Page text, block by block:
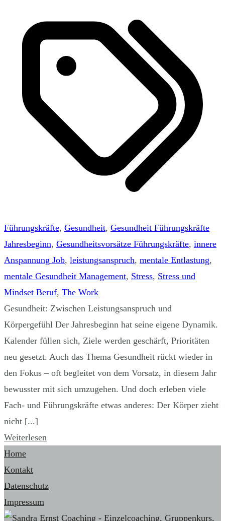
Führungskräfte, Gesundheit, Gesundheit Führungskräfte
Jahresbeginn, Gesundheitsvorsätze Führungskräfte, innere
Anspannung Job, leistungsanspruch, mentale Entlastung,
mentale Gesundheit Management, Stress, Stress und
Mindset Beruf, The Work
Gesundheit: Zwischen Leistungsanspruch und
Körpergefühl Der Jahresbeginn hat seine eigene Dynamik.
Kalender füllen sich, Ziele werden geschärft, Prioritäten
neu gesetzt. Auch das Thema Gesundheit rückt wieder in
den Fokus – oft begleitet von dem Vorsatz, in diesem Jahr
bewusster mit sich umzugehen. Und doch erleben viele
Fach- und Führungskräfte etwas anderes: Der Körper zieht
nicht [...]
Weiterlesen
Home
Kontakt
Datenschutz
Impressum